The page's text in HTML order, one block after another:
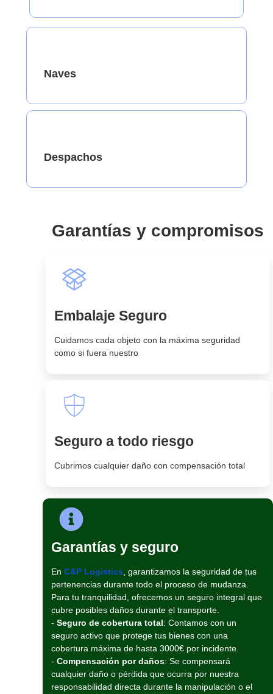
Naves
Despachos
Garantías y compromisos
Embalaje Seguro
Cuidamos cada objeto con la máxima seguridad
como si fuera nuestro
Seguro a todo riesgo
Cubrimos cualquier daño con compensación total
Garantías y seguro
En C&P Logistics , garantizamos la seguridad de tus
pertenencias durante todo el proceso de mudanza.
Para tu tranquilidad, ofrecemos un seguro integral que
cubre posibles daños durante el transporte.
- Seguro de cobertura total: Contamos con un
seguro activo que protege tus bienes con una
cobertura máxima de hasta 3000€ por incidente.
- Compensación por daños: Se compensará
cualquier daño o pérdida que ocurra por nuestra
responsabilidad directa durante la manipulación o el